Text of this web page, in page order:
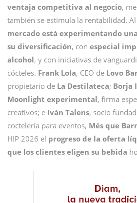
ventaja competitiva al negocio,
también se estimula la rentabilidad.
mercado está experimentando
su diversificación, con especial
alcohol, y con iniciativas de
cócteles. Frank Lola, CEO de Lovo
propietario de La Destilateca; Borja
Moonlight experimental, firma
creativos; e Iván Talens, socio
coctelería para eventos, Més que
HIP 2026 el progreso de la oferta
que los clientes eligen su bebida